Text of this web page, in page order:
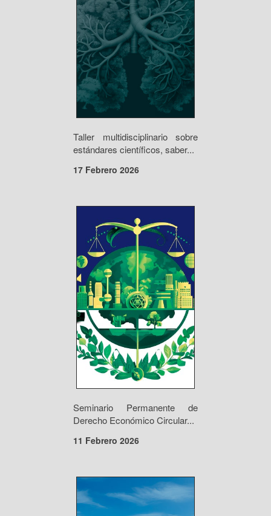
Taller multidisciplinario sobre
estándares científicos, saber...
17 Febrero 2026
Seminario Permanente de
Derecho Económico Circular...
11 Febrero 2026